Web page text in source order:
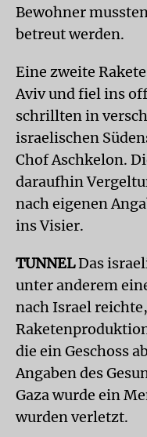
Bewohner
betreut werden.
Eine zweite
Aviv und fiel ins
schrillten in
israelischen
Chof Aschkelon.
daraufhin
nach eigenen
ins Visier.
TUNNELDas
unter anderem
nach Israel
die ein Geschoss
Angaben des
Gaza wurde ein
wurden verletzt.